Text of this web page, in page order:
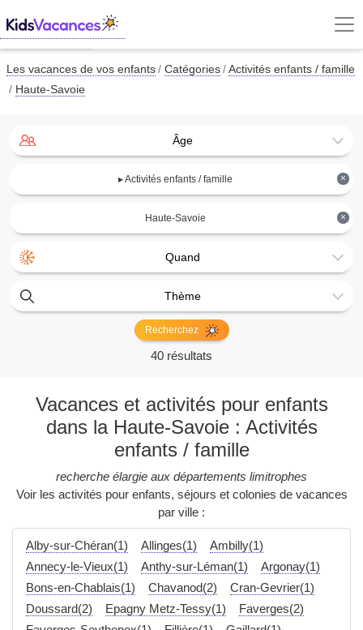
Les vacances de vos enfants Catégories
Activités enfants / famille
Haute-Savoie
Âge
×
▸ Activités enfants / famille
×
Haute-Savoie
Quand
Thème
Recherchez
40 résultats
Vacances et activités pour enfants
dans la Haute-Savoie : Activités
enfants / famille
recherche élargie aux départements limitrophes
Voir les activités pour enfants, séjours et colonies de vacances
par ville :
Alby-sur-Chéran(1) Allinges(1)
Ambilly(1)
Annecy-le-Vieux(1)
Anthy-sur-Léman(1)
Argonay(1)
Bons-en-Chablais(1)
Chavanod(2)
Cran-Gevrier(1)
Doussard(2)
Epagny Metz-Tessy(1)
Faverges(2)